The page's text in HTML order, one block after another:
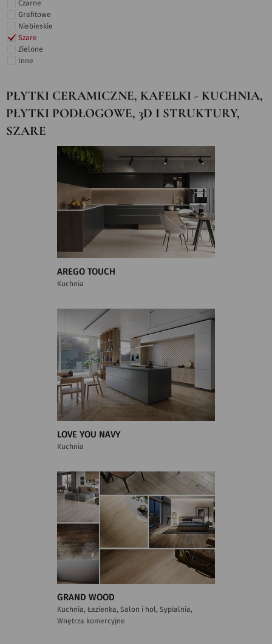
Czarne
Grafitowe
Niebieskie
Szare
Zielone
Inne
PŁYTKI CERAMICZNE, KAFELKI - KUCHNIA,
PŁYTKI PODŁOGOWE, 3D I STRUKTURY,
SZARE
AREGO TOUCH
Kuchnia
LOVE YOU NAVY
Kuchnia
GRAND WOOD
Kuchnia, Łazienka, Salon i hol, Sypialnia,
Wnętrza komercyjne